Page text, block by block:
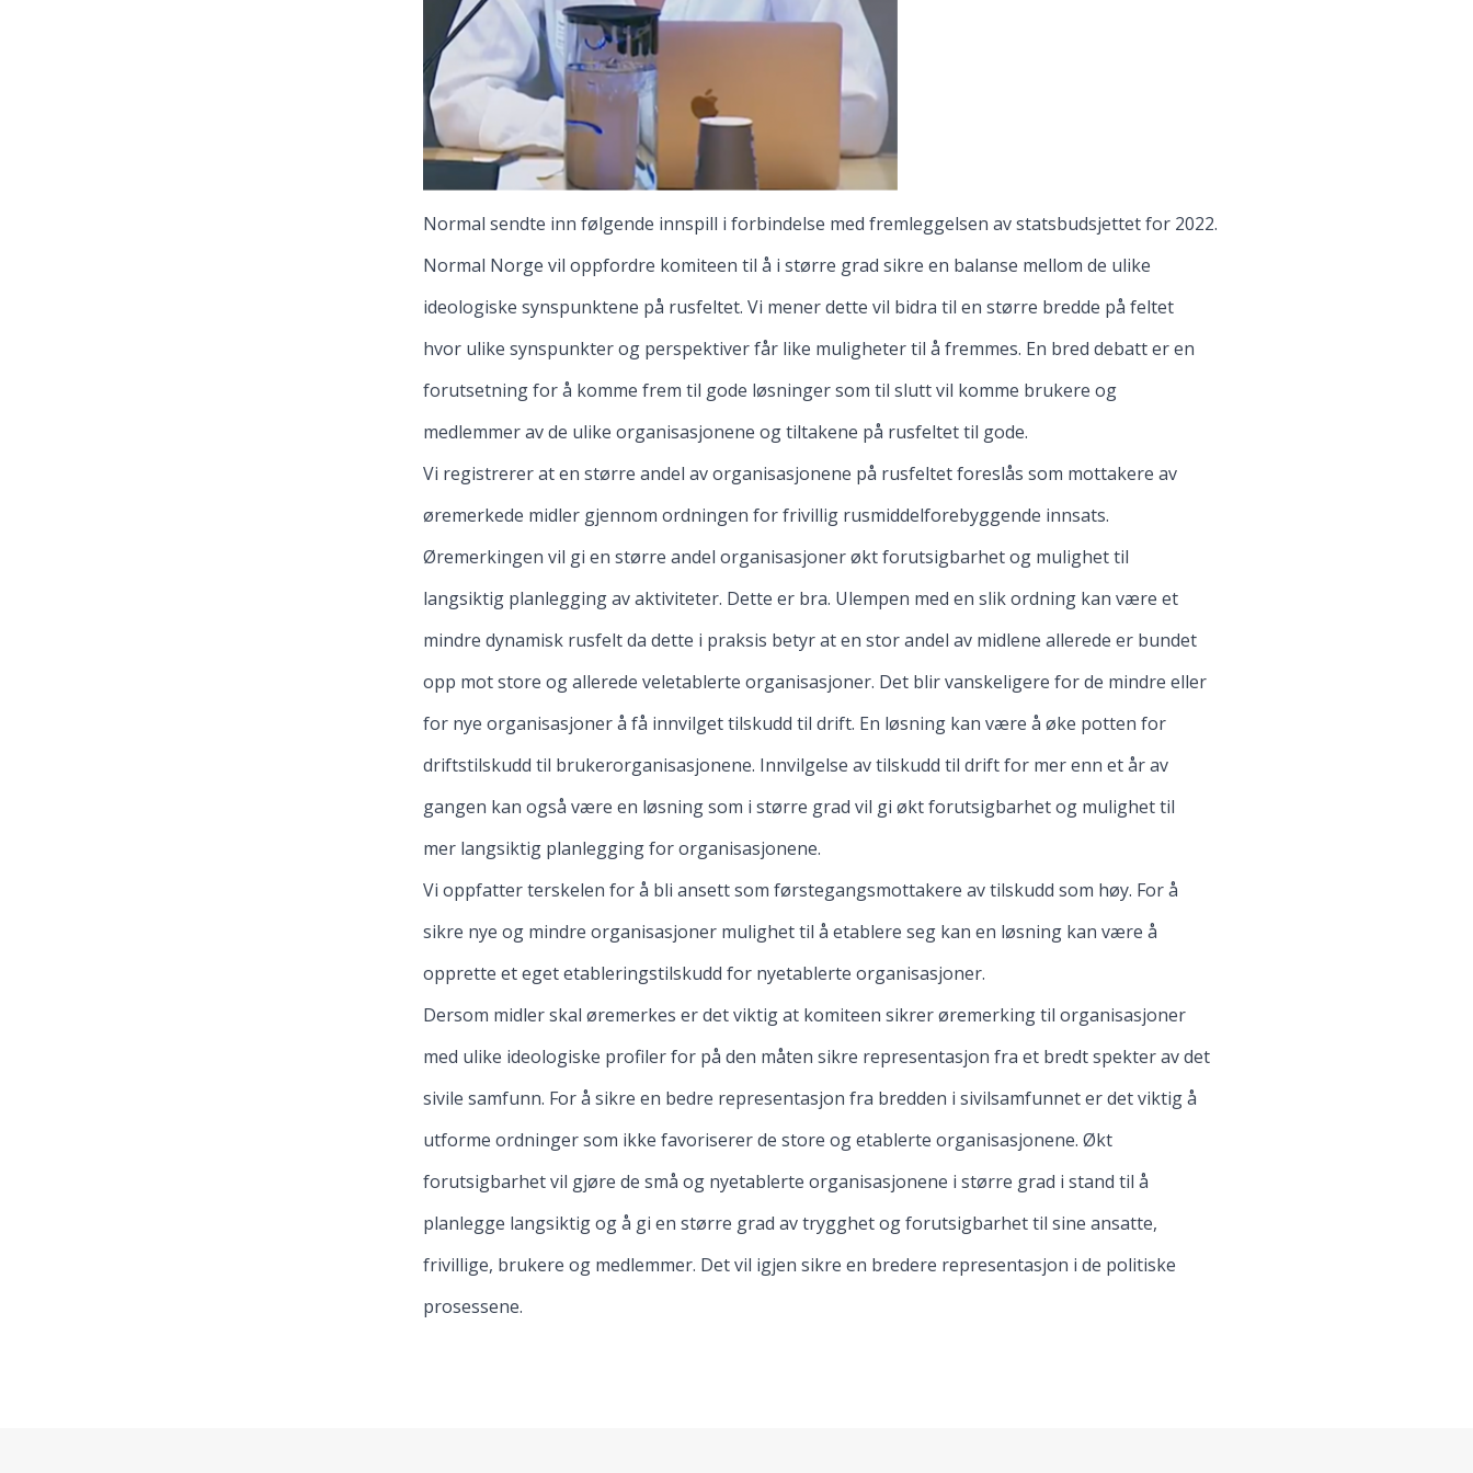
Normal sendte inn følgende innspill i forbindelse med fremleggelsen av statsbudsjettet for 2022.
Normal Norge vil oppfordre komiteen til å i større grad sikre en balanse mellom de ulike
ideologiske synspunktene på rusfeltet. Vi mener dette vil bidra til en større bredde på feltet
hvor ulike synspunkter og perspektiver får like muligheter til å fremmes. En bred debatt er en
forutsetning for å komme frem til gode løsninger som til slutt vil komme brukere og
medlemmer av de ulike organisasjonene og tiltakene på rusfeltet til gode.
Vi registrerer at en større andel av organisasjonene på rusfeltet foreslås som mottakere av
øremerkede midler gjennom ordningen for frivillig rusmiddelforebyggende innsats.
Øremerkingen vil gi en større andel organisasjoner økt forutsigbarhet og mulighet til
langsiktig planlegging av aktiviteter. Dette er bra. Ulempen med en slik ordning kan være et
mindre dynamisk rusfelt da dette i praksis betyr at en stor andel av midlene allerede er bundet
opp mot store og allerede veletablerte organisasjoner. Det blir vanskeligere for de mindre eller
for nye organisasjoner å få innvilget tilskudd til drift. En løsning kan være å øke potten for
driftstilskudd til brukerorganisasjonene. Innvilgelse av tilskudd til drift for mer enn et år av
gangen kan også være en løsning som i større grad vil gi økt forutsigbarhet og mulighet til
mer langsiktig planlegging for organisasjonene.
Vi oppfatter terskelen for å bli ansett som førstegangsmottakere av tilskudd som høy. For å
sikre nye og mindre organisasjoner mulighet til å etablere seg kan en løsning kan være å
opprette et eget etableringstilskudd for nyetablerte organisasjoner.
Dersom midler skal øremerkes er det viktig at komiteen sikrer øremerking til organisasjoner
med ulike ideologiske profiler for på den måten sikre representasjon fra et bredt spekter av det
sivile samfunn. For å sikre en bedre representasjon fra bredden i sivilsamfunnet er det viktig å
utforme ordninger som ikke favoriserer de store og etablerte organisasjonene. Økt
forutsigbarhet vil gjøre de små og nyetablerte organisasjonene i større grad i stand til å
planlegge langsiktig og å gi en større grad av trygghet og forutsigbarhet til sine ansatte,
frivillige, brukere og medlemmer. Det vil igjen sikre en bredere representasjon i de politiske
prosessene.